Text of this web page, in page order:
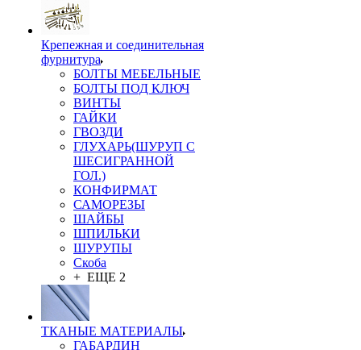
Крепежная и соединительная
фурнитура
БОЛТЫ МЕБЕЛЬНЫЕ
БОЛТЫ ПОД КЛЮЧ
ВИНТЫ
ГАЙКИ
ГВОЗДИ
ГЛУХАРЬ(ШУРУП С
ШЕСИГРАННОЙ
ГОЛ.)
КОНФИРМАТ
САМОРЕЗЫ
ШАЙБЫ
ШПИЛЬКИ
ШУРУПЫ
Скоба
+ ЕЩЕ 2
ТКАНЫЕ МАТЕРИАЛЫ
ГАБАРДИН